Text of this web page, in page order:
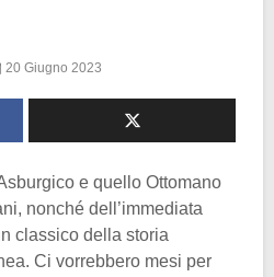
20 Giugno 2023
e quello Ottomano
nonché dell’immediata
classico della storia
Ci vorrebbero mesi per